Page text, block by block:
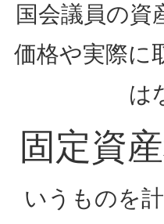
国会議員の資
価格や実際に
は
固定資
いうものを